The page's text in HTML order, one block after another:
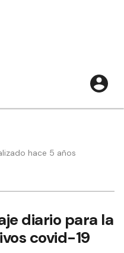
hace 5 años
diario para la
covid-19